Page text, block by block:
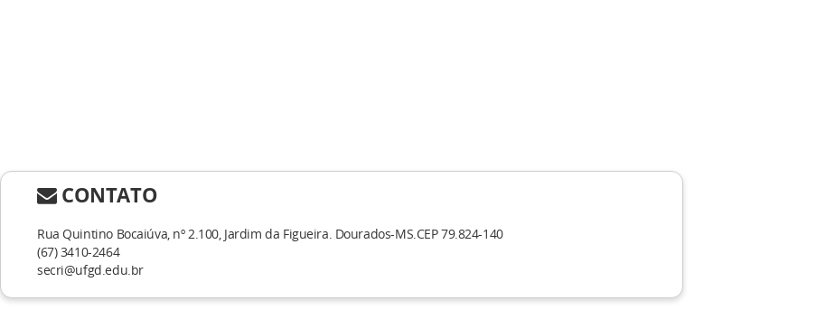
CONTATO
Rua Quintino Bocaiúva, nº 2.100, Jardim da Figueira. Dourados-MS.CEP 79.824-140
(67) 3410-2464
secri@ufgd.edu.br